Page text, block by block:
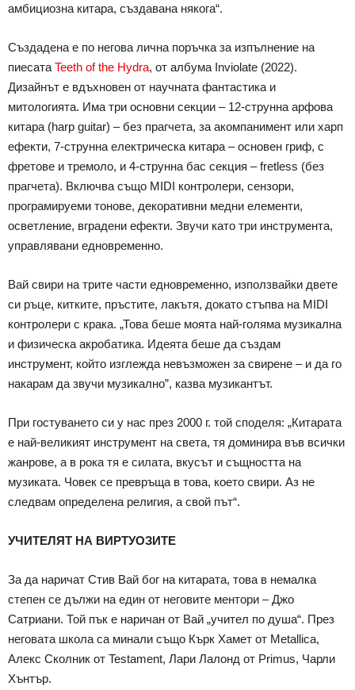
амбициозна китара, създавана някога“.
Създадена е по негова лична поръчка за изпълнение на
пиесата Teeth of the Hydra, от албума Inviolate (2022).
Дизайнът е вдъхновен от научната фантастика и
митологията. Има три основни секции – 12-струнна арфова
китара (harp guitar) – без прагчета, за акомпанимент или харп
ефекти, 7-струнна електрическа китара – основен гриф, с
фретове и тремоло, и 4-струнна бас секция – fretless (без
прагчета). Включва също MIDI контролери, сензори,
програмируеми тонове, декоративни медни елементи,
осветление, вградени ефекти. Звучи като три инструмента,
управлявани едновременно.
Вай свири на трите части едновременно, използвайки двете
си ръце, китките, пръстите, лакътя, докато стъпва на MIDI
контролери с крака. „Това беше моята най-голяма музикална
и физическа акробатика. Идеята беше да създам
инструмент, който изглежда невъзможен за свирене – и да го
накарам да звучи музикално”, казва музикантът.
При гостуването си у нас през 2000 г. той споделя: „Китарата
е най-великият инструмент на света, тя доминира във всички
жанрове, а в рока тя е силата, вкусът и същността на
музиката. Човек се превръща в това, което свири. Аз не
следвам определена религия, а свой път“.
УЧИТЕЛЯТ НА ВИРТУОЗИТЕ
За да наричат Стив Вай бог на китарата, това в немалка
степен се дължи на един от неговите ментори – Джо
Сатриани. Той пък е наричан от Вай „учител по душа“. През
неговата школа са минали също Кърк Хамет от Metallica,
Алекс Сколник от Testament, Лари Лалонд от Primus, Чарли
Хънтър.